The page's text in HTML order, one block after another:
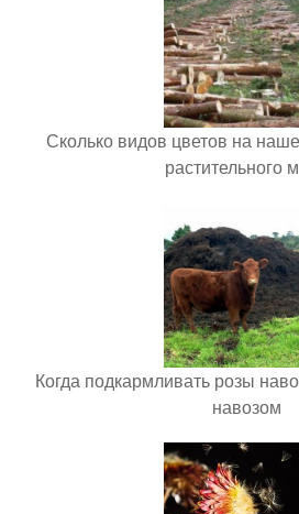
Сколько видов цветов на
растительного
Когда подкармливать розы
навозом